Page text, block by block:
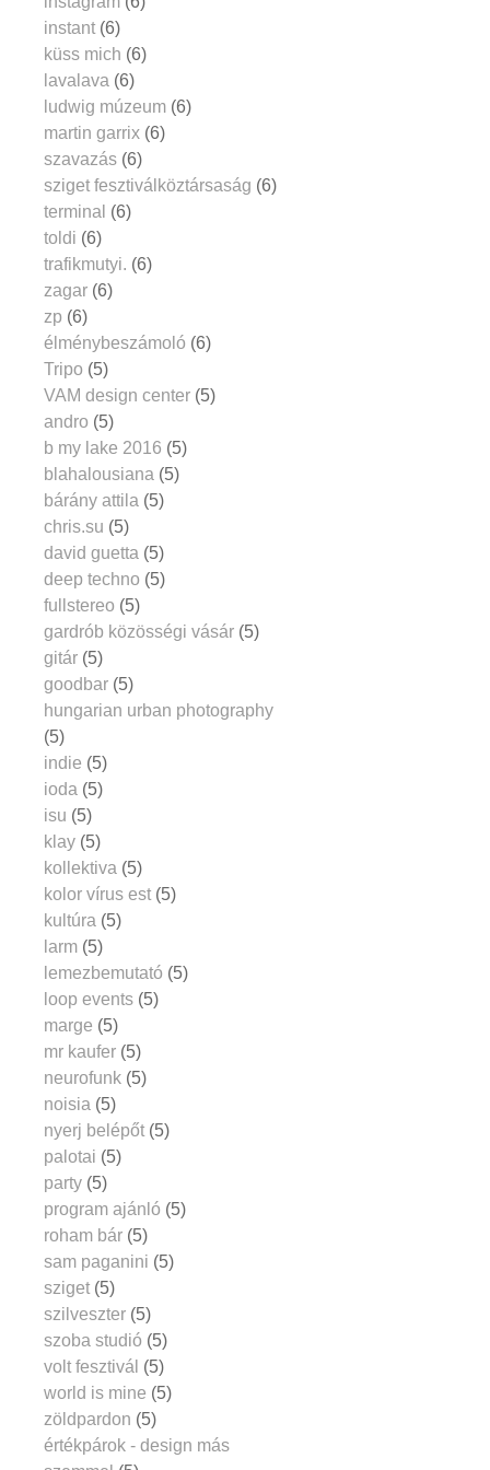
instant (6)
küss mich (6)
lavalava (6)
ludwig múzeum (6)
martin garrix (6)
szavazás (6)
sziget fesztiválköztársaság (6)
terminal (6)
toldi (6)
trafikmutyi. (6)
zagar (6)
zp (6)
élménybeszámoló (6)
Tripo (5)
VAM design center (5)
andro (5)
b my lake 2016 (5)
blahalousiana (5)
bárány attila (5)
chris.su (5)
david guetta (5)
deep techno (5)
fullstereo (5)
gardrób közösségi vásár (5)
gitár (5)
goodbar (5)
hungarian urban photography
(5)
indie (5)
ioda (5)
isu (5)
klay (5)
kollektiva (5)
kolor vírus est (5)
kultúra (5)
larm (5)
lemezbemutató (5)
loop events (5)
marge (5)
mr kaufer (5)
neurofunk (5)
noisia (5)
nyerj belépőt (5)
palotai (5)
party (5)
program ajánló (5)
roham bár (5)
sam paganini (5)
sziget (5)
szilveszter (5)
szoba studió (5)
volt fesztivál (5)
world is mine (5)
zöldpardon (5)
értékpárok - design más